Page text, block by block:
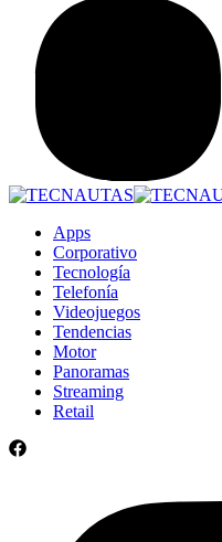
Apps
Corporativo
Tecnología
Telefonía
Videojuegos
Tendencias
Motor
Panoramas
Streaming
Retail